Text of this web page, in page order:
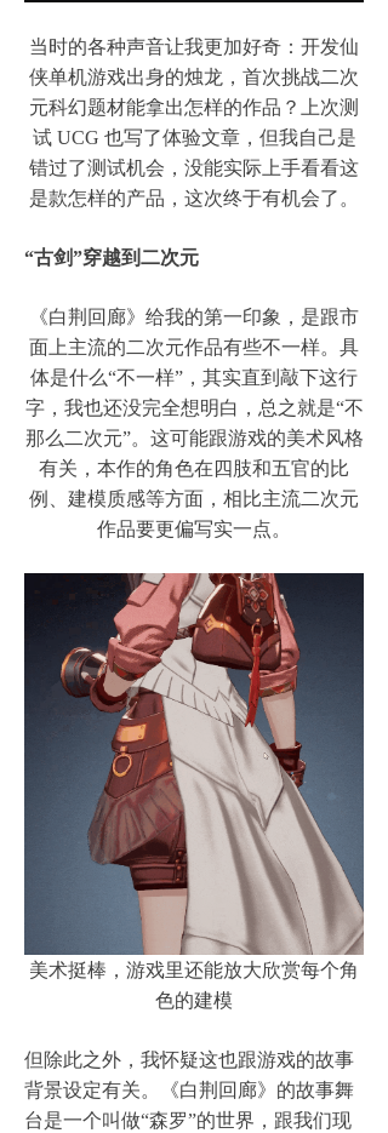
当时的各种声音让我更加好奇：开发仙
侠单机游戏出身的烛龙，首次挑战二次
元科幻题材能拿出怎样的作品？上次测
试 UCG 也写了体验文章，但我自己是
错过了测试机会，没能实际上手看看这
是款怎样的产品，这次终于有机会了。
“古剑”穿越到二次元
《白荆回廊》给我的第一印象，是跟市
面上主流的二次元作品有些不一样。具
体是什么“不一样”，其实直到敲下这行
字，我也还没完全想明白，总之就是“不
那么二次元”。这可能跟游戏的美术风格
有关，本作的角色在四肢和五官的比
例、建模质感等方面，相比主流二次元
作品要更偏写实一点。
美术挺棒，游戏里还能放大欣赏每个角
色的建模
但除此之外，我怀疑这也跟游戏的故事
背景设定有关。《白荆回廊》的故事舞
台是一个叫做“森罗”的世界，跟我们现